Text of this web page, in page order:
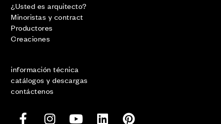
¿Usted es arquitecto?
Minoristas y contract
Productores
Creaciones
información técnica
catálogos y descargas
contáctenos